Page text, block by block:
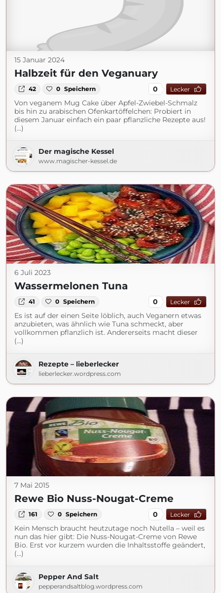
15 Januar 2024
Halbzeit für den Veganuary
42 0 Speichern 0 Lecker
Von veganem Mug Cake über Apfel-Zwiebel-Schmalz
bis hin zu arabischen Ofenkartöffelchen: Probiert in
diesem Januar einfach ein paar pflanzliche Rezepte aus!
(...)
Der magische Kessel
www.magischer-kessel.de
6 Juli 2023
Wassermelonen Tuna
41 0 Speichern 0 Lecker
Es ist auf der einen Seite löblich, auch Veganern etwas
anzubieten, was ähnlich wie Tuna schmeckt, aber
vollkommen pflanzlich ist. Andererseits macht dieser
(...)
Rezepte – lieberlecker
lieberlecker.wordpress.com
7 Mai 2015
Rewe Bio Nuss-Nougat-Creme
161 0 Speichern 0 Lecker
Kein Mensch braucht heutzutage noch Nutella – weil es
nun das hier gibt: Die Nuss-Nougat-Creme von Rewe
Bio. Erst vor kurzem wurden die Inhaltsstoffe geändert,
(...)
Pepper And Salt
pepperandsaltblog.wordpress.com